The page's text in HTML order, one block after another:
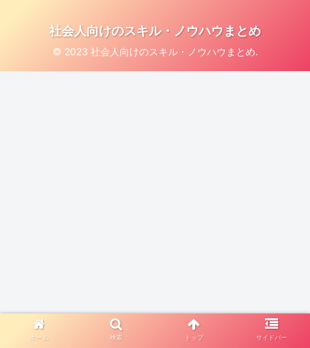
社会人向けのスキル・ノウハウまとめ
© 2023 社会人向けのスキル・ノウハウまとめ.
ホーム 検索 トップ サイドバー